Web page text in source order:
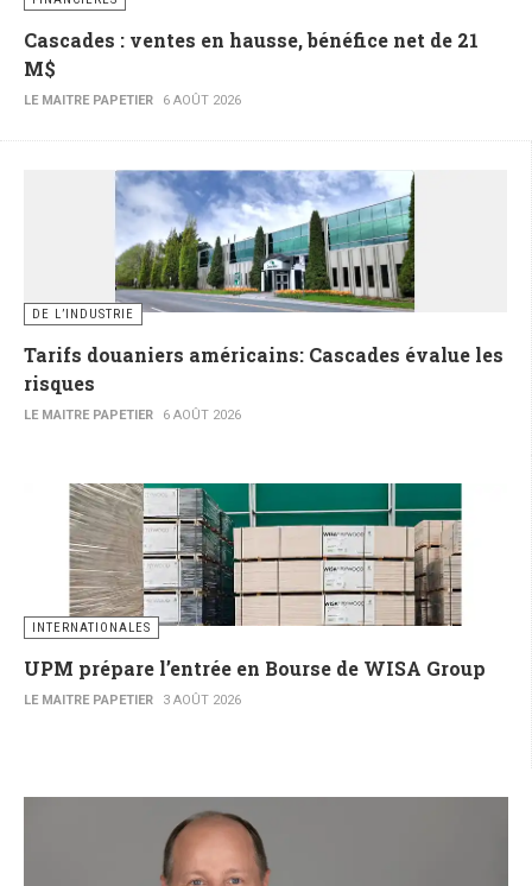
Cascades : ventes en hausse, bénéfice net de 21
M$
LE MAITRE PAPETIER 6 AOÛT 2026
DE L’INDUSTRIE
Tarifs douaniers américains: Cascades évalue les
risques
LE MAITRE PAPETIER 6 AOÛT 2026
INTERNATIONALES
UPM prépare l’entrée en Bourse de WISA Group
LE MAITRE PAPETIER 3 AOÛT 2026